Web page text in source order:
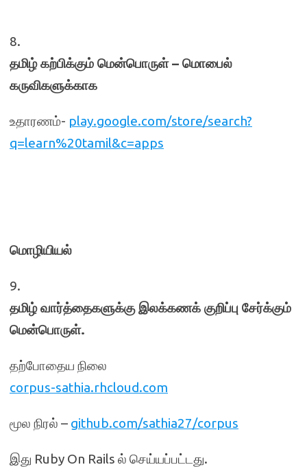
8.
தமிழ் கற்பிக்கும் மென்பொருள் – மொபைல்
கருவிகளுக்காக
உதாரணம்- play.google.com/store/search?
q=learn%20tamil&c=apps
மொழியியல்
9.
தமிழ் வார்த்தைகளுக்கு இலக்கணக் குறிப்பு சேர்க்கும்
மென்பொருள்.
தற்போதைய நிலை
corpus-sathia.rhcloud.com
மூல நிரல் – github.com/sathia27/corpus
இது Ruby On Rails ல் செய்யப்பட்டது.